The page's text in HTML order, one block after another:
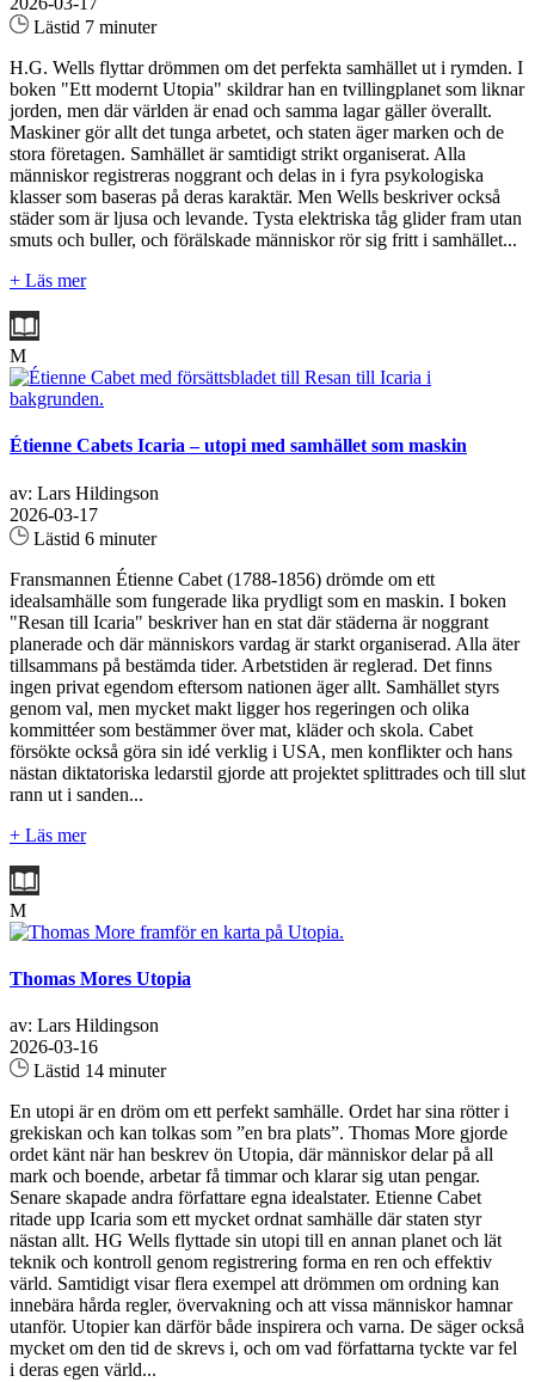
Lästid 7 minuter
H.G. Wells flyttar drömmen om det perfekta samhället ut i rymden. I
boken "Ett modernt Utopia" skildrar han en tvillingplanet som liknar
jorden, men där världen är enad och samma lagar gäller överallt.
Maskiner gör allt det tunga arbetet, och staten äger marken och de
stora företagen. Samhället är samtidigt strikt organiserat. Alla
människor registreras noggrant och delas in i fyra psykologiska
klasser som baseras på deras karaktär. Men Wells beskriver också
städer som är ljusa och levande. Tysta elektriska tåg glider fram utan
smuts och buller, och förälskade människor rör sig fritt i samhället...
+ Läs mer
M
Étienne Cabets Icaria – utopi med samhället som maskin
av: Lars Hildingson
2026-03-17
Lästid 6 minuter
Fransmannen Étienne Cabet (1788-1856) drömde om ett
idealsamhälle som fungerade lika prydligt som en maskin. I boken
"Resan till Icaria" beskriver han en stat där städerna är noggrant
planerade och där människors vardag är starkt organiserad. Alla äter
tillsammans på bestämda tider. Arbetstiden är reglerad. Det finns
ingen privat egendom eftersom nationen äger allt. Samhället styrs
genom val, men mycket makt ligger hos regeringen och olika
kommittéer som bestämmer över mat, kläder och skola. Cabet
försökte också göra sin idé verklig i USA, men konflikter och hans
nästan diktatoriska ledarstil gjorde att projektet splittrades och till slut
rann ut i sanden...
+ Läs mer
M
Thomas Mores Utopia
av: Lars Hildingson
2026-03-16
Lästid 14 minuter
En utopi är en dröm om ett perfekt samhälle. Ordet har sina rötter i
grekiskan och kan tolkas som ”en bra plats”. Thomas More gjorde
ordet känt när han beskrev ön Utopia, där människor delar på all
mark och boende, arbetar få timmar och klarar sig utan pengar.
Senare skapade andra författare egna idealstater. Etienne Cabet
ritade upp Icaria som ett mycket ordnat samhälle där staten styr
nästan allt. HG Wells flyttade sin utopi till en annan planet och lät
teknik och kontroll genom registrering forma en ren och effektiv
värld. Samtidigt visar flera exempel att drömmen om ordning kan
innebära hårda regler, övervakning och att vissa människor hamnar
utanför. Utopier kan därför både inspirera och varna. De säger också
mycket om den tid de skrevs i, och om vad författarna tyckte var fel
i deras egen värld...